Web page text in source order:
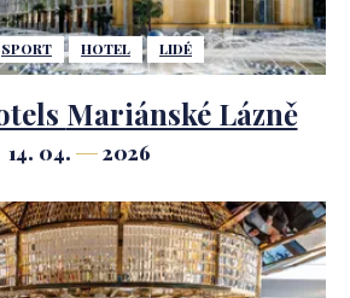
SPORT HOTEL LIDÉ
Ensana Hotels Mariánské Lázně
14. 04. 2026